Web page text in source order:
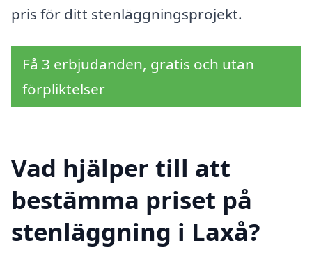
pris för ditt stenläggningsprojekt.
Få 3 erbjudanden, gratis och utan
förpliktelser
Vad hjälper till att
bestämma priset på
stenläggning i Laxå?